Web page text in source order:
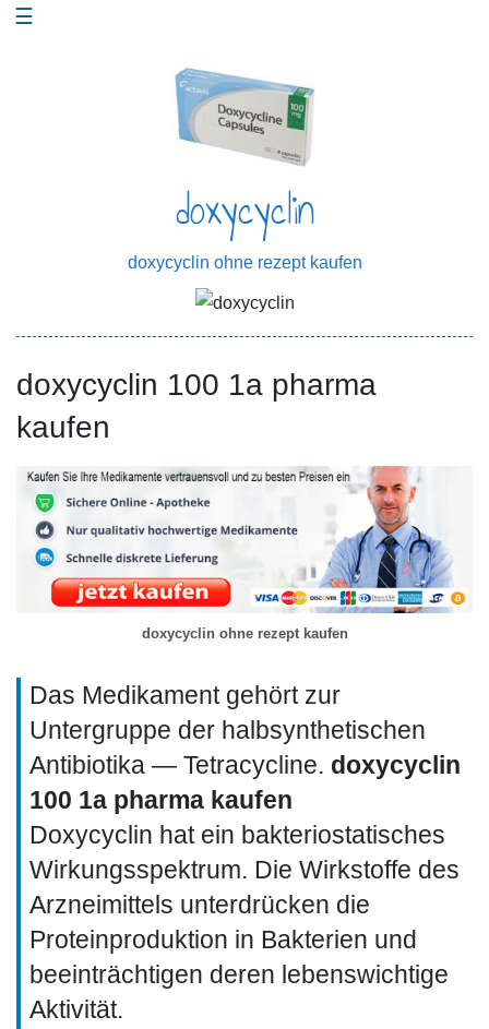
Skip
☰
doxycyclin
doxycyclin ohne rezept kaufen
doxycyclin 100 1a pharma
kaufen
doxycyclin ohne rezept kaufen
Das Medikament gehört zur
Untergruppe der halbsynthetischen
Antibiotika — Tetracycline. doxycyclin
100 1a pharma kaufen
Doxycyclin hat ein bakteriostatisches
Wirkungsspektrum. Die Wirkstoffe des
Arzneimittels unterdrücken die
Proteinproduktion in Bakterien und
beeinträchtigen deren lebenswichtige
Aktivität.